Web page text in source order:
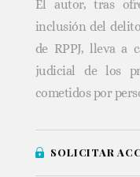
El autor, tras
inclusión del
de RPPJ, lleva a
judicial de los
cometidos por
SOLICITAR